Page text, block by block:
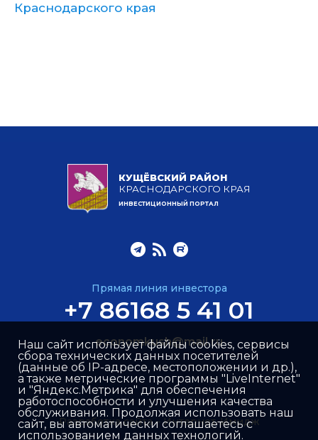
Краснодарского края
КУЩЁВСКИЙ РАЙОН
КРАСНОДАРСКОГО КРАЯ
ИНВЕСТИЦИОННЫЙ ПОРТАЛ
Прямая линия инвестора
+7 86168 5 41 01
economkush@mail.ru
Разработка сайта –Интернет-Имидж
Наш сайт использует файлы cookies, сервисы
сбора технических данных посетителей
(данные об IP-адресе, местоположении и др.),
а также метрические программы "LiveInternet"
и "Яндекс.Метрика" для обеспечения
работоспособности и улучшения качества
обслуживания. Продолжая использовать наш
сайт, вы автоматически соглашаетесь с
использованием данных технологий.